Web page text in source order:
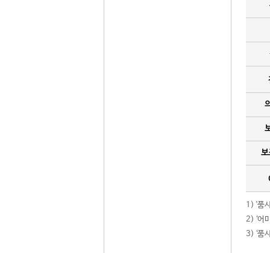
보
1) '품
2) ‘어
3) ‘품